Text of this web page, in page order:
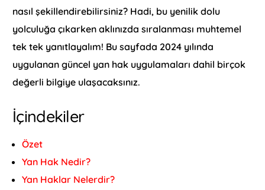
nasıl şekillendirebilirsiniz? Hadi, bu yenilik dolu
yolculuğa çıkarken aklınızda sıralanması muhtemel
tek tek yanıtlayalım! Bu sayfada 2024 yılında
uygulanan güncel yan hak uygulamaları dahil birçok
değerli bilgiye ulaşacaksınız.
İçindekiler
Özet
Yan Hak Nedir?
Yan Haklar Nelerdir?